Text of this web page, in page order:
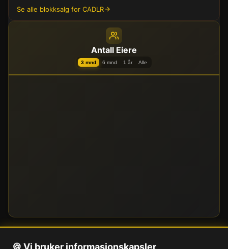
Antall Eiere
3 mnd 6 mnd 1 år Alle
Se alle blokksalg for CADLR
🍪 Vi bruker informasjonskapsler